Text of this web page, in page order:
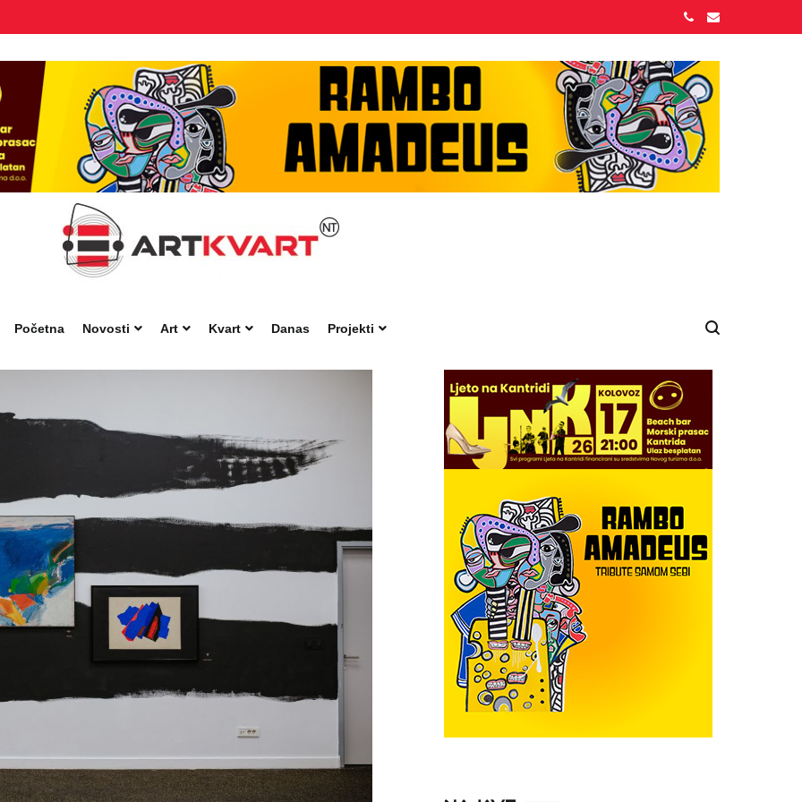
Početna
Novosti Art Kvart Danas Projekti